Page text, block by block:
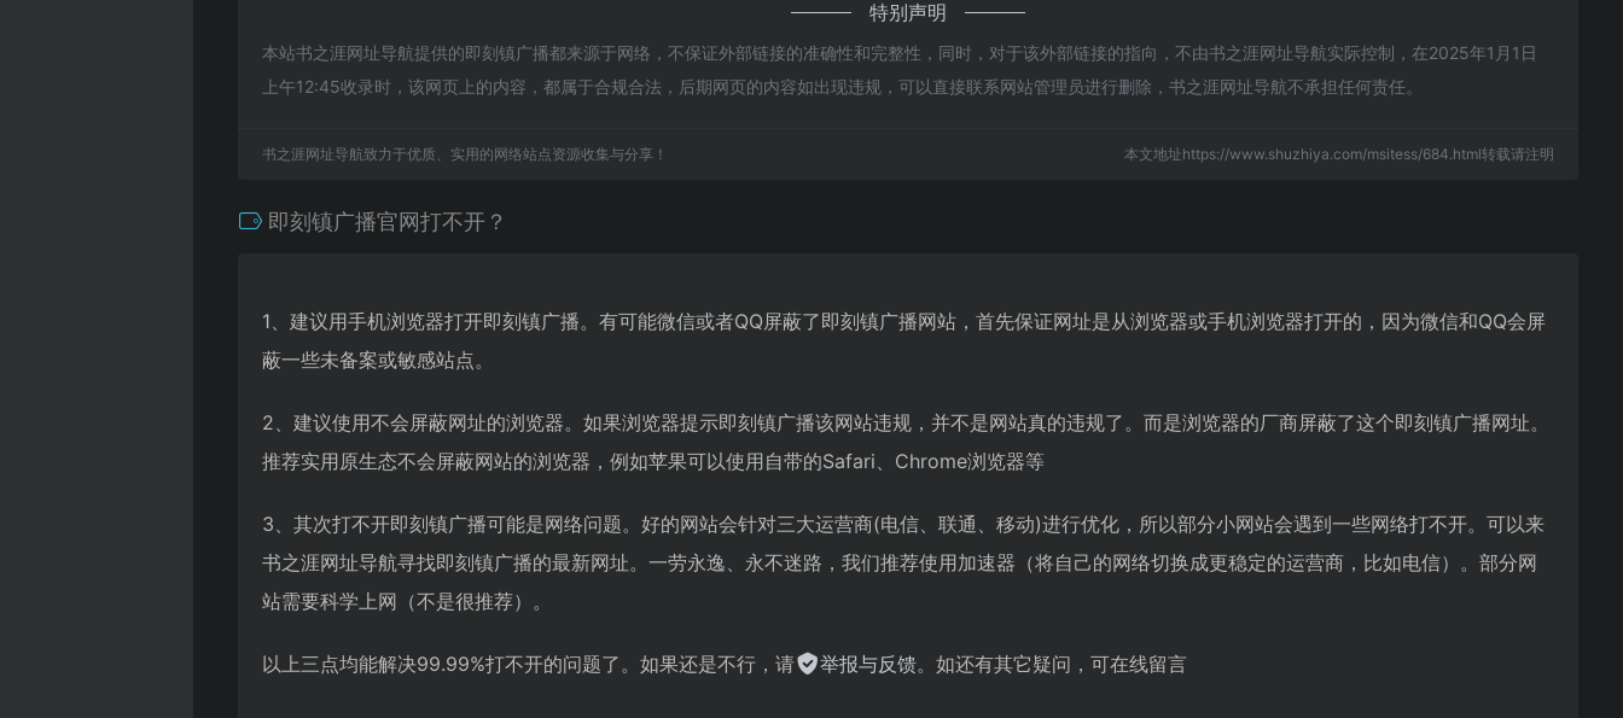
特别声明
本站书之涯网址导航提供的即刻镇广播都来源于网络，不保证外部链接的准确性和完整性，同时，对于该外部链接的指向，不由书之涯网址导航实际控制，在2025年1月1日
上午12:45收录时，该网页上的内容，都属于合规合法，后期网页的内容如出现违规，可以直接联系网站管理员进行删除，书之涯网址导航不承担任何责任。
书之涯网址导航致力于优质、实用的网络站点资源收集与分享！ 本文地址https://www.shuzhiya.com/msitess/684.html转载请注明
即刻镇广播官网打不开？
1、建议用手机浏览器打开即刻镇广播。有可能微信或者QQ屏蔽了即刻镇广播网站，首先保证网址是从浏览器或手机浏览器打开的，因为微信和QQ会屏
蔽一些未备案或敏感站点。
2、建议使用不会屏蔽网址的浏览器。如果浏览器提示即刻镇广播该网站违规，并不是网站真的违规了。而是浏览器的厂商屏蔽了这个即刻镇广播网址。
推荐实用原生态不会屏蔽网站的浏览器，例如苹果可以使用自带的Safari、Chrome浏览器等
3、其次打不开即刻镇广播可能是网络问题。好的网站会针对三大运营商(电信、联通、移动)进行优化，所以部分小网站会遇到一些网络打不开。可以来
书之涯网址导航寻找即刻镇广播的最新网址。一劳永逸、永不迷路，我们推荐使用加速器（将自己的网络切换成更稳定的运营商，比如电信）。部分网
站需要科学上网（不是很推荐）。
以上三点均能解决99.99%打不开的问题了。如果还是不行，请 举报与反馈。如还有其它疑问，可在线留言